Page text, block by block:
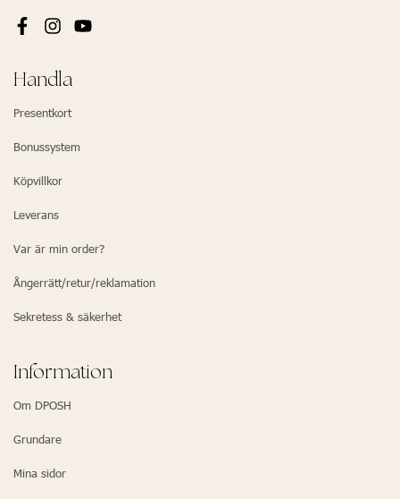
Handla
Presentkort
Bonussystem
Köpvillkor
Leverans
Var är min order?
Ångerrätt/retur/reklamation
Sekretess & säkerhet
Information
Om DPOSH
Grundare
Mina sidor